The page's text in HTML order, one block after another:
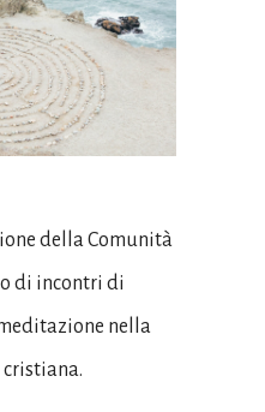
della Comunità
di incontri di
nella